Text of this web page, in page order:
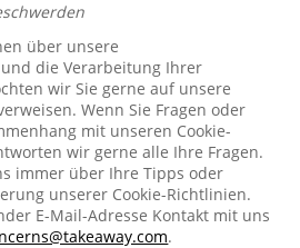
über unsere
die Verarbeitung Ihrer
wir Sie gerne auf unsere
Wenn Sie Fragen oder
mit unseren Cookie-
wir gerne alle Ihre Fragen.
immer über Ihre Tipps oder
unserer Cookie-Richtlinien.
E-Mail-Adresse Kontakt mit uns
.